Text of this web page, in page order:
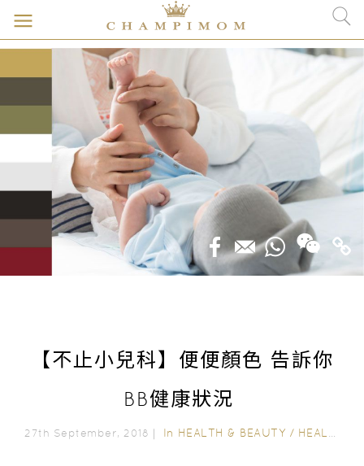
【不止小兒科】便便顏色 告訴你
BB健康狀況
27th September, 2018｜ In HEALTH & BEAUTY / HEALTH CARE